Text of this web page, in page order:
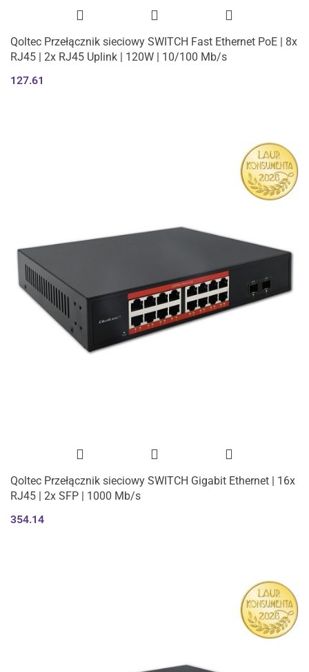
Qoltec Przełącznik sieciowy SWITCH Fast Ethernet PoE | 8x
RJ45 | 2x RJ45 Uplink | 120W | 10/100 Mb/s
127.61
Qoltec Przełącznik sieciowy SWITCH Gigabit Ethernet | 16x
RJ45 | 2x SFP | 1000 Mb/s
354.14